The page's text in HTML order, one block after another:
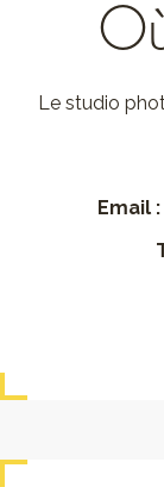
Le studio
Email :